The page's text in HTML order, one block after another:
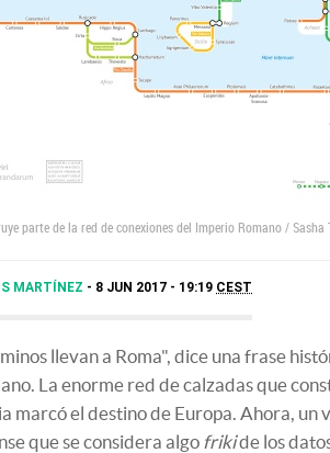
parte de la red de conexiones del Imperio Romano /
MARTÍNEZ 8 JUN 2017 - 19:19 CEST
llevan a Roma", dice una frase
La enorme red de calzadas que
marcó el destino de Europa. Ahora, un
que se considera algo frikide los